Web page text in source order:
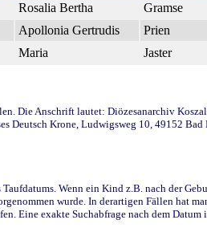
Rosalia Bertha Gramse
Apollonia Gertrudis Prien
Maria Jaster
Die Anschrift lautet: Diözesanarchiv
Krone, Ludwigsweg 10, 49152
Wenn ein Kind z.B. nach der
wurde. In derartigen Fällen hat
Eine exakte Suchabfrage nach dem